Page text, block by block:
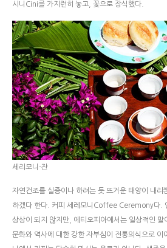
시니Cini를 가지런히 놓고, 꽃으로 장식했다.
세리모니-잔
자연건조를 실증이나 하려는 듯 뜨거운 태양이 내리
하겠다 한다. 커피 세레모니Coffee Ceremony다.
상상이 되지 않지만, 에티오피아에서는 일상적인 말
문화와 역사에 대한 강한 자부심이 전통의식으로 이